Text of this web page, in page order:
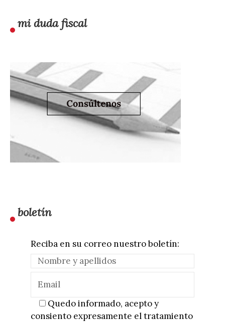
mi duda fiscal
boletín
Reciba en su correo nuestro boletín:
Quedo informado, acepto y
consiento expresamente el tratamiento